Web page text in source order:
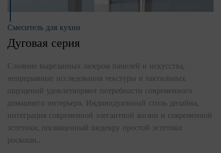
Смеситель для кухни
Дуговая серия
Слияние вырезанных лазером панелей и искусства,
непрерывные исследования текстуры и тактильных
ощущений удовлетворяют потребности современного
домашнего интерьера. Индивидуальный стиль дизайна,
интеграция современной элегантной жизни и современной
эстетики, посвященный шедевру простой эстетики
роскоши..